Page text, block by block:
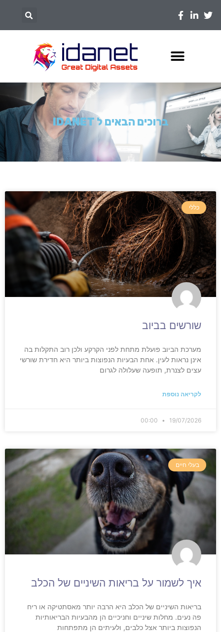
ברוכים הבאים ל IDANET
כללי
שורשים בביוב
מערכת הביוב פועלת מתחת לפני הקרקע ולכן רוב התקלות בה
אינן נראות לעין. אחת הבעיות הנפוצות ביותר היא חדירת שורשי
עצים לצנרת, תופעה שעלולה לגרום
לקריאה נוספת
19/07/2026
בעלי חיים
איך לשמור על בריאות השיניים של הכלב
בריאות השיניים של הכלב היא הרבה יותר מאסתטיקה או ריח
פה נעים. מחלות שיניים וחניכיים הן מהבעיות הבריאותיות
הנפוצות ביותר אצל כלבים, ולעיתים הן מתפתחות